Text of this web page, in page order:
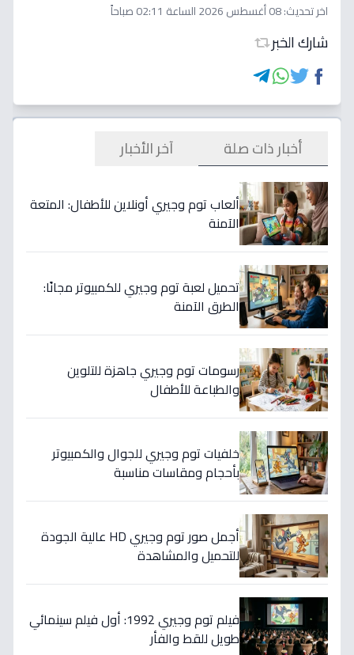
اخر تحديث:08 أغسطس 2026 الساعة 02:11 صباحاً
شارك الخبر
أخبار ذات صلة آخر الأخبار
ألعاب توم وجيري أونلاين للأطفال: المتعة
الآمنة
تحميل لعبة توم وجيري للكمبيوتر مجانًا:
الطرق الآمنة
رسومات توم وجيري جاهزة للتلوين
والطباعة للأطفال
خلفيات توم وجيري للجوال والكمبيوتر
بأحجام ومقاسات مناسبة
أجمل صور توم وجيري HD عالية الجودة
للتحميل والمشاهدة
فيلم توم وجيري 1992: أول فيلم سينمائي
طويل للقط والفأر